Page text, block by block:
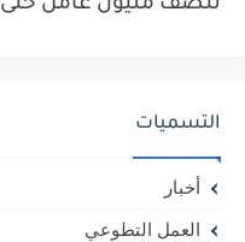
لنصف مليون عامل حتى 2028
التسميات
أخبار
العمل التطوعي